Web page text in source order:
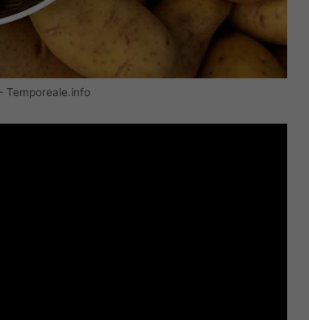
Temporeale.info